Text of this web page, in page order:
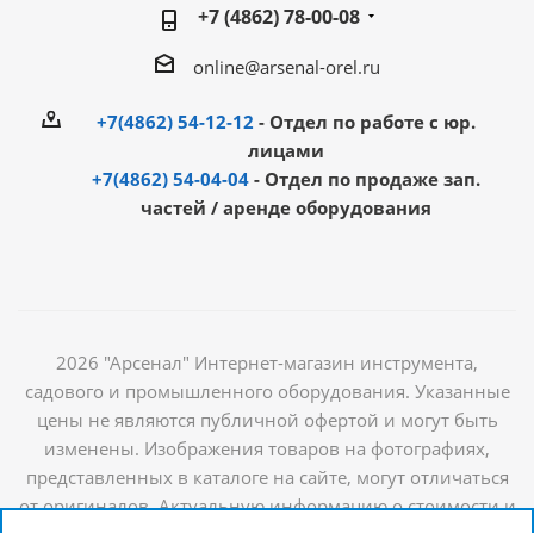
+7 (4862) 78-00-08
online@arsenal-orel.ru
+7(4862) 54-12-12 - Отдел по работе с юр.
лицами
+7(4862) 54-04-04 - Отдел по продаже зап.
частей / аренде оборудования
2026 "Арсенал" Интернет-магазин инструмента,
садового и промышленного оборудования. Указанные
цены не являются публичной офертой и могут быть
изменены. Изображения товаров на фотографиях,
представленных в каталоге на сайте, могут отличаться
от оригиналов. Актуальную информацию о стоимости и